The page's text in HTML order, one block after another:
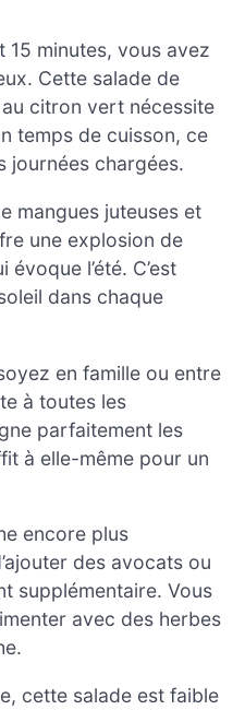
15 minutes, vous avez
Cette salade de
citron vert nécessite
temps de cuisson, ce
journées chargées.
mangues juteuses et
une explosion de
l’été. C’est
dans chaque
en famille ou entre
à toutes les
parfaitement les
à elle-même pour un
encore plus
des avocats ou
supplémentaire. Vous
avec des herbes
cette salade est faible